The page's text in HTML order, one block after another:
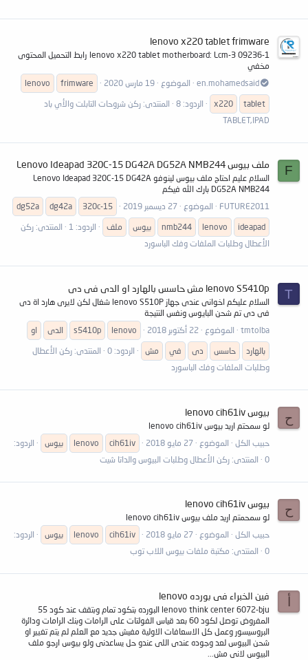
lenovo x220 tablet frimware
lenovo x220 tablet motherboard: Lcm-3 09236-1 رابط التحميل المحتوى
مخفي
en.mohamedsaid
الموضوع 19 مارس 2020 frimware
lenovo
tablet
x220 الردود: 8 المنتدى: ركن شروحات التابلت والأي باد
TABLET,IPAD
F ملف بيوس Lenovo Ideapad 320C-15 DG42A DG52A NMB244
السلام عليم احتاج ملف بيوس لينوفو Lenovo Ideapad 320C-15 DG42A
DG52A NMB244 بارك الله فيكم
FUTURE2011
الموضوع 27 ديسمبر 2019 320c-15
dg42a
dg52a
ideapad
lenovo
nmb244 بيوس ملف الردود: 1 المنتدى: ركن
الأعطال وطلبات الملفات وفك الباسورد
T lenovo S5410p مش حاسس بالهارد او الدى فى دى
السلام عليكم اخوانى عندى جهاز lenovo S510P شغال لكن لايرى هارد اة دى
فى دى تم شحن البايوس ونفس النتيجة
tmtolba
الموضوع 22 أكتوبر 2018 lenovo
s5410p الدى
او
بالهارد
حاسس دى في مش الردود: 0 المنتدى: ركن الأعطال
وطلبات الملفات وفك الباسورد
ح بيوس lenovo cih61iv
لو سمحتم اريد بيوس lenovo cih61iv
حبيب الكل
الموضوع 27 مايو 2018 cih61iv
lenovo بيوس
الردود:
0
المنتدى: ركن الأعطال وطلبات البيوس والداتا شيت
ح بيوس lenovo cih61iv
لو سمحمتم اريد ملف بيوس lenovo cih61iv
حبيب الكل
الموضوع 27 مايو 2018 cih61iv
lenovo بيوس
الردود:
0
المنتدى: مكتبة ملفات بيوس اللاب توب
فين الخبراء فى بورده lenovo
lenovo think center 6072-bju البورده بتكود تمام وبتقف عند كود 55
المفروض توصل لكود 60 بعد قياس الفولتات على الرامات وبنك الرامات ودائرة
البروسيسور وعمل كل الاسعافات الاولية مفيش جديد مع العلم لم يتم تغيير او
شحن البيوس لعد وجوده عندى اللى عندو حل يساعدنى ولو بيوس ارجو ملف
البيوس لانى مش...